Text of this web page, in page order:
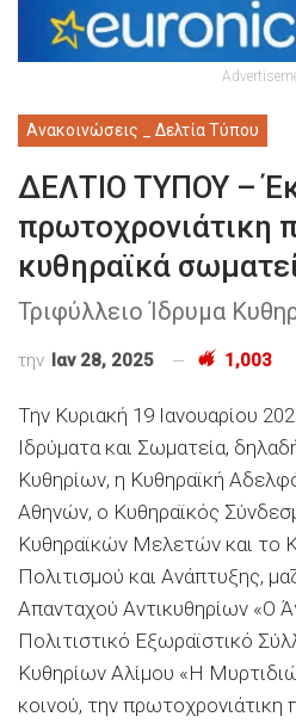
Ανακοινώσεις _ Δελτία Τύπου
ΔΕΛΤΙΟ ΤΥΠΟΥ –
πρωτοχρονιάτικη
κυθηραϊκά
Τριφύλλειο Ίδρυμα
την Ιαν 28, 2025 1,003
Την Κυριακή 19 Ιανουαρίου
Ιδρύματα και Σωματεία,
Κυθηρίων, η Κυθηραϊκή
Αθηνών, ο Κυθηραϊκός
Κυθηραϊκών Μελετών και το
Πολιτισμού και Ανάπτυξης,
Απανταχού Αντικυθηρίων «Ο
Πολιτιστικό Εξωραϊστικό
Κυθηρίων Αλίμου «Η
κοινού, την πρωτοχρονιάτικη